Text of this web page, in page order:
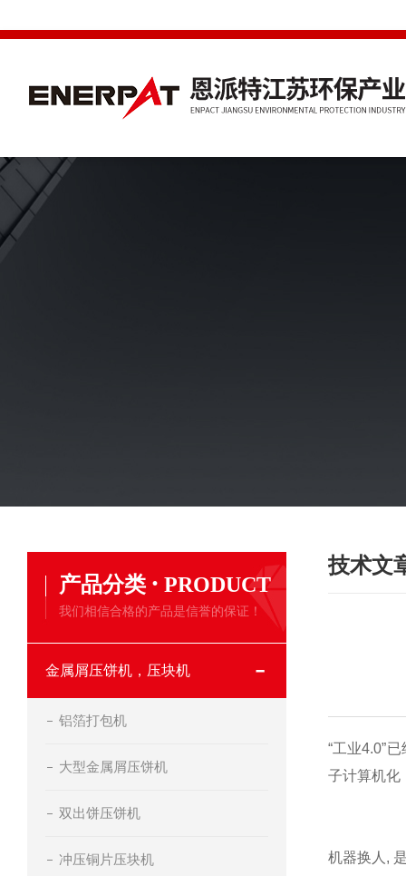
产品分类 · PRODUCT
我们相信合格的产品是信誉的保证！
金属屑压饼机，压块机
铝箔打包机
大型金属屑压饼机
双出饼压饼机
冲压铜片压块机
技术文
“工业4.0”
子计算机化
机器换人,